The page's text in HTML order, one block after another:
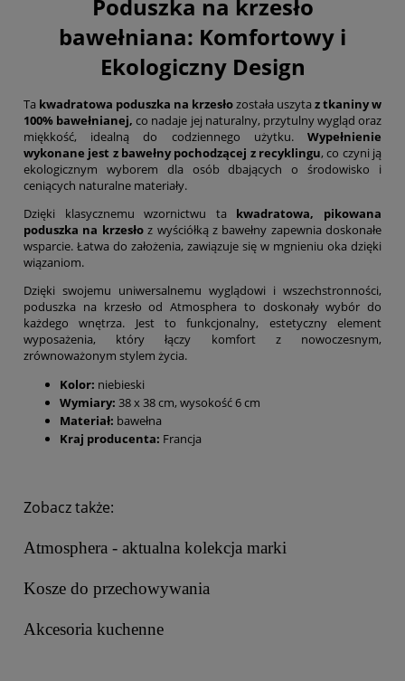
Poduszka na krzesło
bawełniana: Komfortowy i
Ekologiczny Design
Ta kwadratowa poduszka na krzesłozostała uszyta z tkaniny w
100% bawełnianej, co nadaje jej naturalny, przytulny wygląd oraz
miękkość, idealną do codziennego użytku. Wypełnienie
wykonane jest z bawełny pochodzącej z recyklingu, co czyni ją
ekologicznym wyborem dla osób dbających o środowisko i
ceniących naturalne materiały.
Dzięki klasycznemu wzornictwu ta kwadratowa, pikowana
poduszka na krzesłoz wyściółką z bawełny zapewnia doskonałe
wsparcie. Łatwa do założenia, zawiązuje się w mgnieniu oka dzięki
wiązaniom.
Dzięki swojemu uniwersalnemu wyglądowi i wszechstronności,
poduszka na krzesło od Atmosphera to doskonały wybór do
każdego wnętrza. Jest to funkcjonalny, estetyczny element
wyposażenia, który łączy komfort z nowoczesnym,
zrównoważonym stylem życia.
Kolor: niebieski
Wymiary: 38 x 38 cm, wysokość 6 cm
Materiał: bawełna
Kraj producenta: Francja
Zobacz także:
Atmosphera - aktualna kolekcja marki
Kosze do przechowywania
Akcesoria kuchenne